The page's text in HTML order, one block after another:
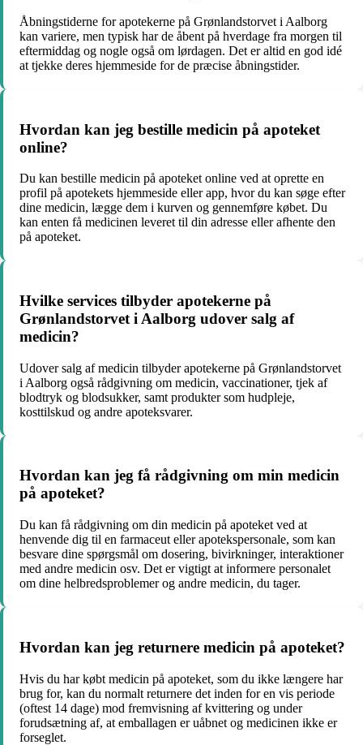
Åbningstiderne for apotekerne på Grønlandstorvet i Aalborg
kan variere, men typisk har de åbent på hverdage fra morgen til
eftermiddag og nogle også om lørdagen. Det er altid en god idé
at tjekke deres hjemmeside for de præcise åbningstider.
Hvordan kan jeg bestille medicin på apoteket
online?
Du kan bestille medicin på apoteket online ved at oprette en
profil på apotekets hjemmeside eller app, hvor du kan søge efter
dine medicin, lægge dem i kurven og gennemføre købet. Du
kan enten få medicinen leveret til din adresse eller afhente den
på apoteket.
Hvilke services tilbyder apotekerne på
Grønlandstorvet i Aalborg udover salg af
medicin?
Udover salg af medicin tilbyder apotekerne på Grønlandstorvet
i Aalborg også rådgivning om medicin, vaccinationer, tjek af
blodtryk og blodsukker, samt produkter som hudpleje,
kosttilskud og andre apoteksvarer.
Hvordan kan jeg få rådgivning om min medicin
på apoteket?
Du kan få rådgivning om din medicin på apoteket ved at
henvende dig til en farmaceut eller apotekspersonale, som kan
besvare dine spørgsmål om dosering, bivirkninger, interaktioner
med andre medicin osv. Det er vigtigt at informere personalet
om dine helbredsproblemer og andre medicin, du tager.
Hvordan kan jeg returnere medicin på apoteket?
Hvis du har købt medicin på apoteket, som du ikke længere har
brug for, kan du normalt returnere det inden for en vis periode
(oftest 14 dage) mod fremvisning af kvittering og under
forudsætning af, at emballagen er uåbnet og medicinen ikke er
forseglet.